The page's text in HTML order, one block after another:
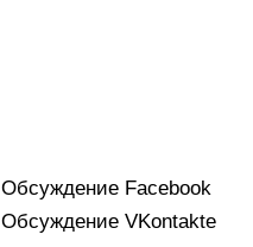
Обсуждение Facebook
Обсуждение VKontakte